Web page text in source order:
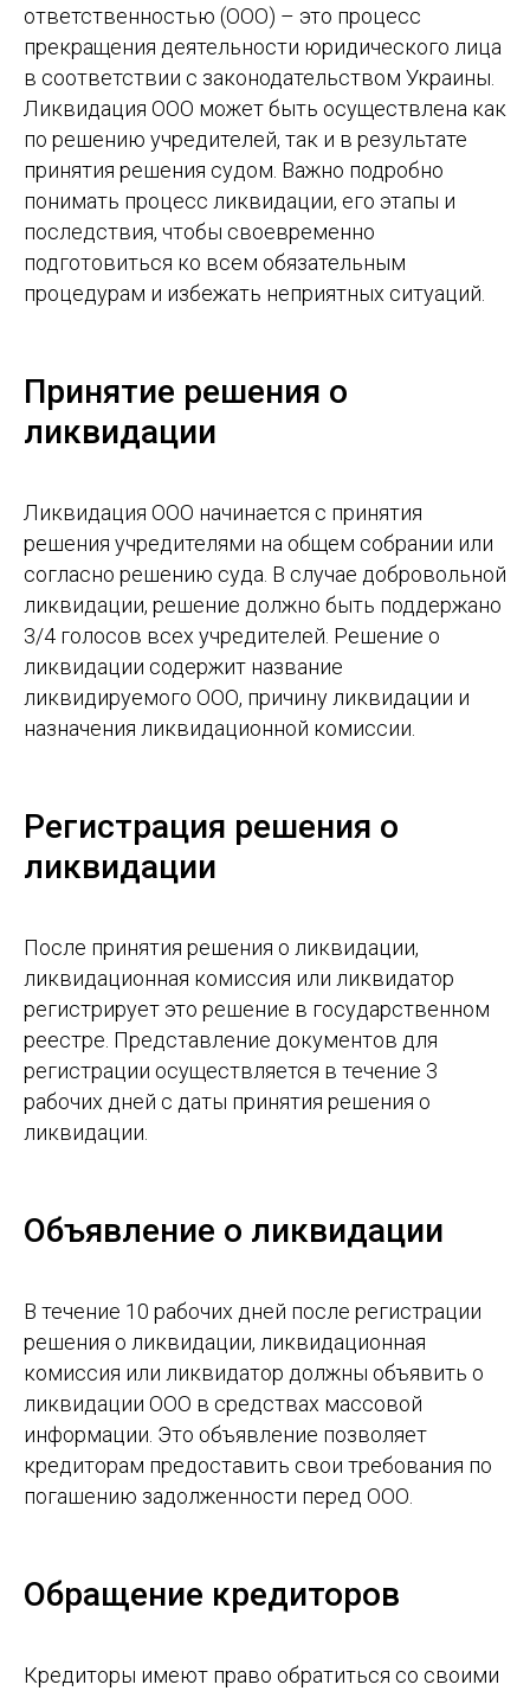
ответственностью (ООО) – это процесс
прекращения деятельности юридического лица
в соответствии с законодательством Украины.
Ликвидация ООО может быть осуществлена как
по решению учредителей, так и в результате
принятия решения судом. Важно подробно
понимать процесс ликвидации, его этапы и
последствия, чтобы своевременно
подготовиться ко всем обязательным
процедурам и избежать неприятных ситуаций.
Принятие решения о
ликвидации
Ликвидация ООО начинается с принятия
решения учредителями на общем собрании или
согласно решению суда. В случае добровольной
ликвидации, решение должно быть поддержано
3/4 голосов всех учредителей. Решение о
ликвидации содержит название
ликвидируемого ООО, причину ликвидации и
назначения ликвидационной комиссии.
Регистрация решения о
ликвидации
После принятия решения о ликвидации,
ликвидационная комиссия или ликвидатор
регистрирует это решение в государственном
реестре. Представление документов для
регистрации осуществляется в течение 3
рабочих дней с даты принятия решения о
ликвидации.
Объявление о ликвидации
В течение 10 рабочих дней после регистрации
решения о ликвидации, ликвидационная
комиссия или ликвидатор должны объявить о
ликвидации ООО в средствах массовой
информации. Это объявление позволяет
кредиторам предоставить свои требования по
погашению задолженности перед ООО.
Обращение кредиторов
Кредиторы имеют право обратиться со своими